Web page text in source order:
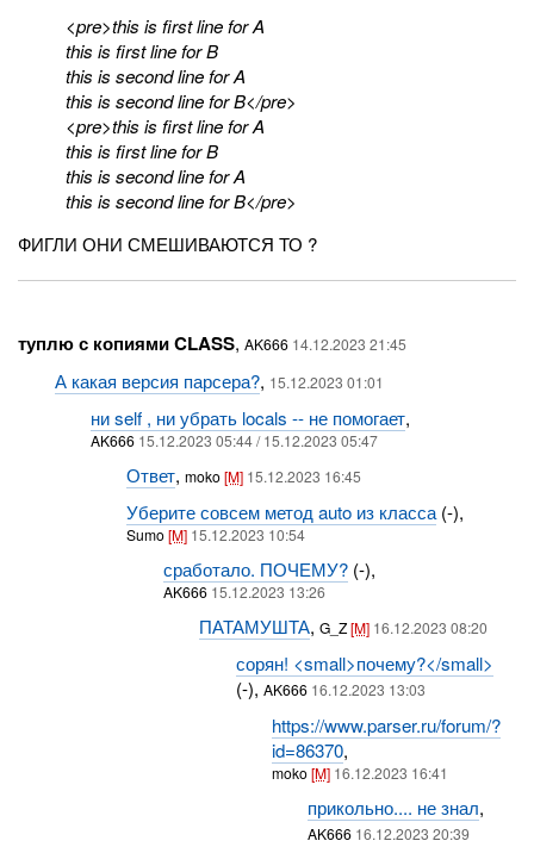
<pre>this is first line for A
this is first line for B
this is second line for A
this is second line for B</pre>
<pre>this is first line for A
this is first line for B
this is second line for A
this is second line for B</pre>
ФИГЛИ ОНИ СМЕШИВАЮТСЯ ТО ?
туплю с копиями CLASS,AK666 14.12.2023 21:45
А какая версия парсера?, 15.12.2023 01:01
ни self , ни убрать locals -- не помогает,
AK666 15.12.2023 05:44 / 15.12.2023 05:47
Ответ,moko[M] 15.12.2023 16:45
Уберите совсем метод auto из класса (-),
Sumo[M] 15.12.2023 10:54
сработало. ПОЧЕМУ?(-),
AK666 15.12.2023 13:26
ПАТАМУШТА,G_Z[M] 16.12.2023 08:20
сорян! <small>почему?</small>
(-), AK666 16.12.2023 13:03
https://www.parser.ru/forum/?
id=86370,
moko[M] 16.12.2023 16:41
прикольно.... не знал,
AK666 16.12.2023 20:39